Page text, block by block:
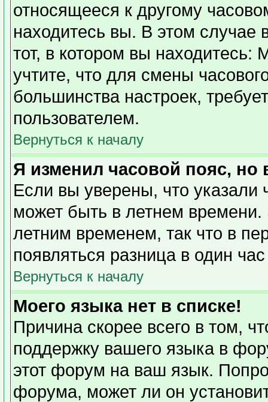
относящееся к другому
находитесь вы. В этом случае
тот, в котором вы находитесь:
учтите, что для смены
большинства настроек,
пользователем.
Вернуться к началу
Я изменил часовой пояс, но
Если вы уверены, что указали
может быть в летнем
летним временем, так что в
появляться разница в один
Вернуться к началу
Моего языка нет в списке!
Причина скорее всего в том,
поддержку вашего языка в
этот форум на ваш язык.
форума, может ли он